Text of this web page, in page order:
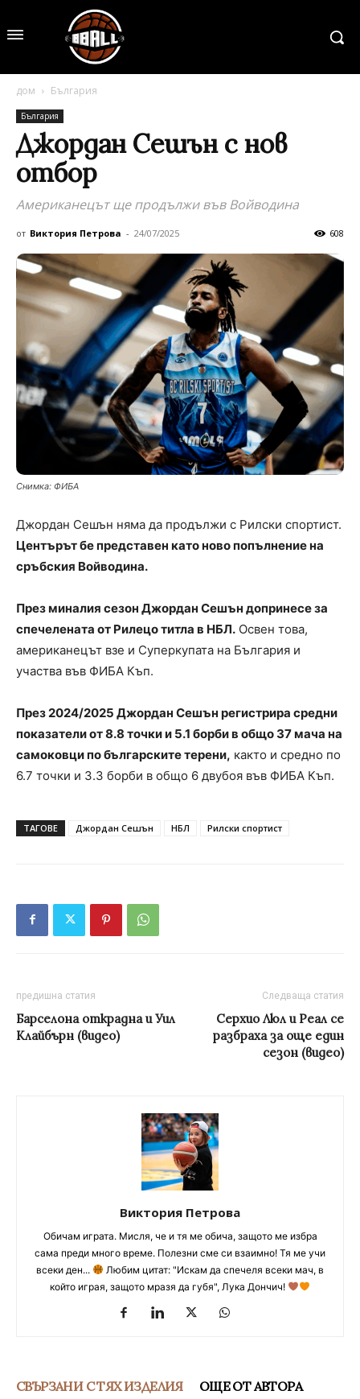
дом България
България
Джордан Сешън с нов
отбор
Американецът ще продължи във Войводина
от Виктория Петрова - 24/07/2025 608
Снимка: ФИБА
Джордан Сешън няма да продължи с Рилски спортист.
Центърът бе представен като ново попълнение на
сръбския Войводина.
През миналия сезон Джордан Сешън допринесе за
спечелената от Рилецо титла в НБЛ. Освен това,
американецът взе и Суперкупата на България и
участва във ФИБА Къп.
През 2024/2025 Джордан Сешън регистрира средни
показатели от 8.8 точки и 5.1 борби в общо 37 мача на
самоковци по българските терени, както и средно по
6.7 точки и 3.3 борби в общо 6 двубоя във ФИБА Къп.
ТАГОВЕ Джордан Сешън НБЛ Рилски спортист
предишна статия
Барселона открадна и Уил
Клайбърн (видео)
Следваща статия
Серхио Люл и Реал се
разбраха за още един
сезон (видео)
Виктория Петрова
Обичам играта. Мисля, че и тя ме обича, защото ме избра
сама преди много време. Полезни сме си взаимно! Тя ме учи
всеки ден...
Любим цитат: "Искам да спечеля всеки мач, в
който играя, защото мразя да губя", Лука Дончич!
СВЪРЗАНИ С ТЯХ ИЗДЕЛИЯ ОЩЕ ОТ АВТОРА